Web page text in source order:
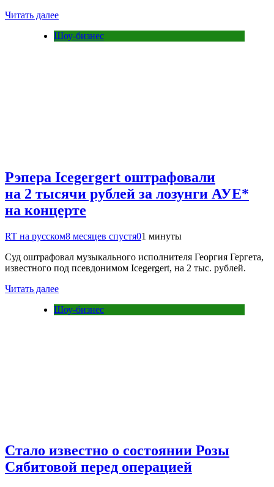
Читать далее
Шоу-бизнес
Рэпера Icegergert оштрафовали
на 2 тысячи рублей за лозунги АУЕ*
на концерте
RT на русском8 месяцев спустя01 минуты
Суд оштрафовал музыкального исполнителя Георгия Гергета,
известного под псевдонимом Icegergert, на 2 тыс. рублей.
Читать далее
Шоу-бизнес
Стало известно о состоянии Розы
Сябитовой перед операцией